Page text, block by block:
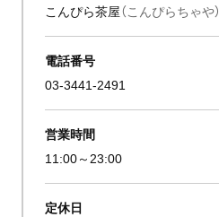
こんぴら茶屋（こんぴらちゃや）
電話番号
03-3441-2491
営業時間
11:00～23:00
定休日